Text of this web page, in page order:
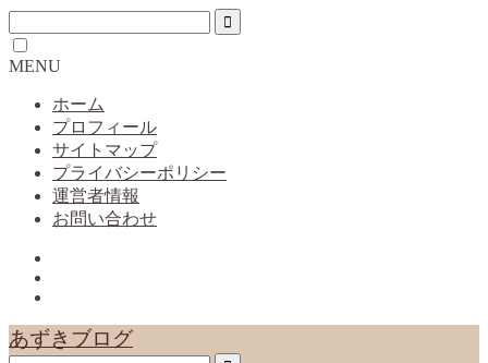
MENU
ホーム
プロフィール
サイトマップ
プライバシーポリシー
運営者情報
お問い合わせ
あずきブログ